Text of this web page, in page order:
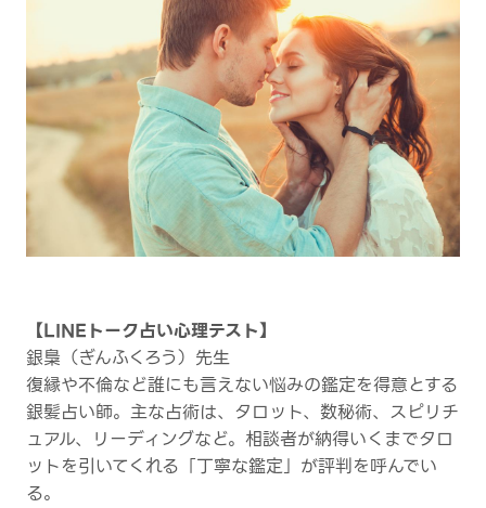
【LINEトーク占い心理テスト】
銀梟（ぎんふくろう）先生
復縁や不倫など誰にも言えない悩みの鑑定を得意とする
銀髪占い師。主な占術は、タロット、数秘術、スピリチ
ュアル、リーディングなど。相談者が納得いくまでタロ
ットを引いてくれる「丁寧な鑑定」が評判を呼んでい
る。